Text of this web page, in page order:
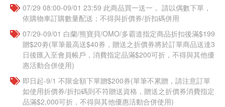
07/29 08:00-09/01 23:59 此商品買一送一， 請以偶數下單，
依購物車訂購數量配送；不得與折價券/折扣碼併用
07/29-09/01 白蘭/熊寶貝/OMO/多霸道指定商品折扣後滿$199
贈$20劵(單筆最高送$40券，贈送之折價券將於訂單商品送達3
日後匯入至會員帳戶，消費指定品滿$200可折，不得與其他優
惠活動合併使用)
即日起-9/1 不限金額下單贈$200券(單筆不累贈，請注意訂單
如使用折價券/折扣碼則不符贈送資格，贈送之折價券消費指定
品滿$2,000可折，不得與其他優惠活動合併使用)